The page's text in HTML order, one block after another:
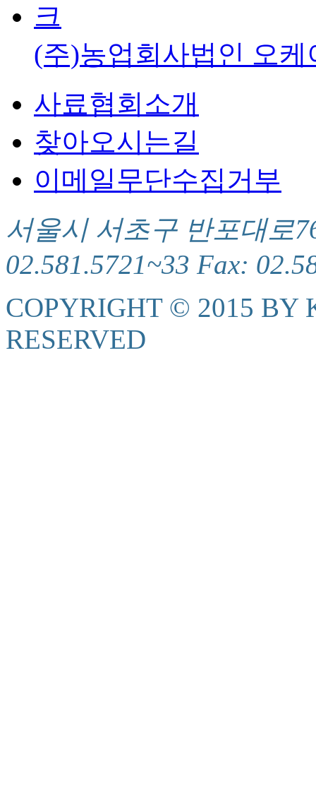
(주)농업회사법인 오케
사료협회소개
찾아오시는길
이메일무단수집거부
서울시 서초구 반포대로
02.581.5721~33 Fax:
COPYRIGHT © 2015 BY
RESERVED